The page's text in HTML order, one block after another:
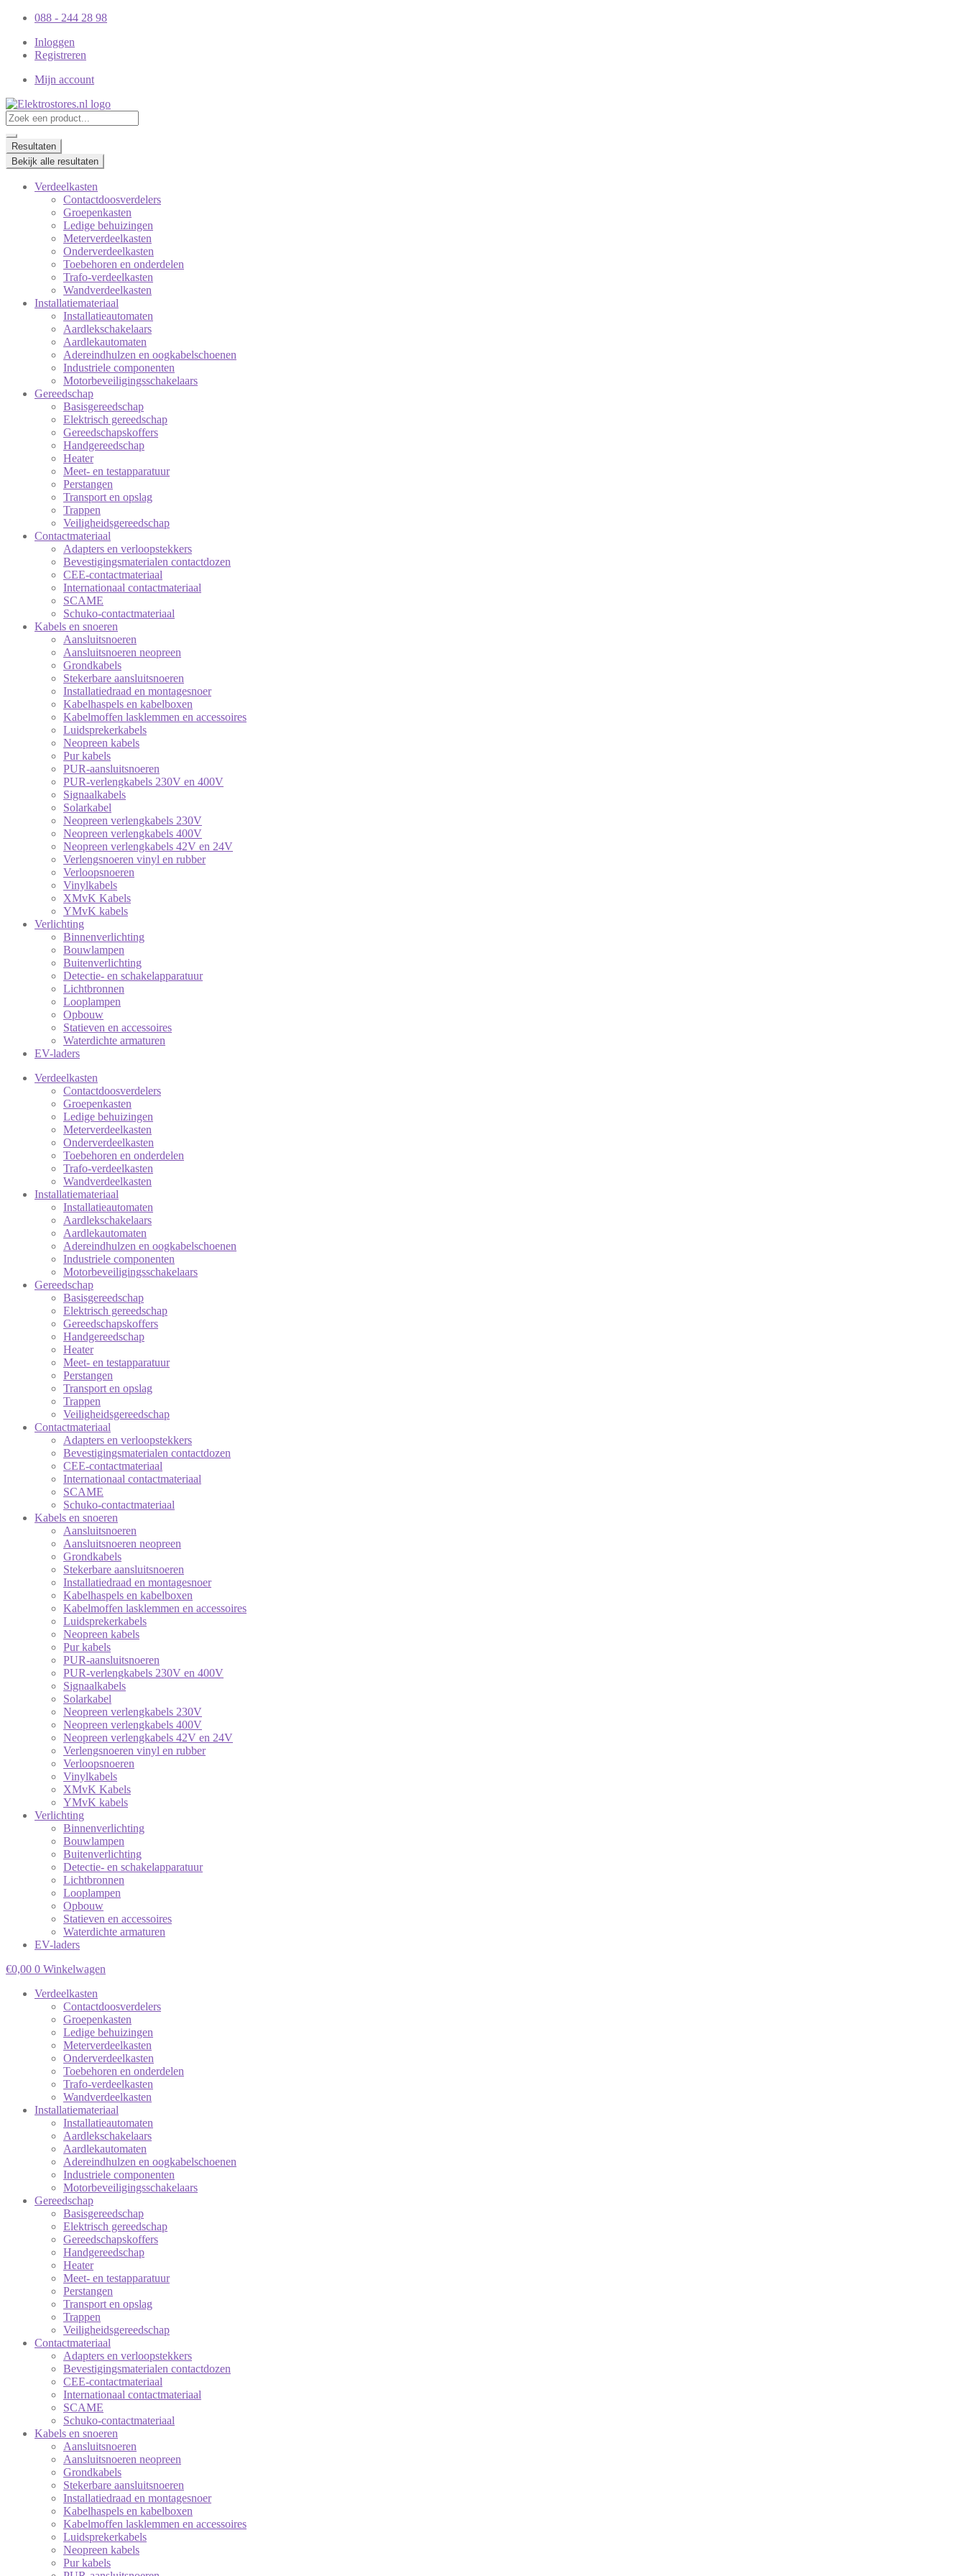
088 - 244 28 98
Inloggen
Registreren
Mijn account
Resultaten
Bekijk alle resultaten
Verdeelkasten
Contactdoosverdelers
Groepenkasten
Ledige behuizingen
Meterverdeelkasten
Onderverdeelkasten
Toebehoren en onderdelen
Trafo-verdeelkasten
Wandverdeelkasten
Installatiemateriaal
Installatieautomaten
Aardlekschakelaars
Aardlekautomaten
Adereindhulzen en oogkabelschoenen
Industriele componenten
Motorbeveiligingsschakelaars
Gereedschap
Basisgereedschap
Elektrisch gereedschap
Gereedschapskoffers
Handgereedschap
Heater
Meet- en testapparatuur
Perstangen
Transport en opslag
Trappen
Veiligheidsgereedschap
Contactmateriaal
Adapters en verloopstekkers
Bevestigingsmaterialen contactdozen
CEE-contactmateriaal
Internationaal contactmateriaal
SCAME
Schuko-contactmateriaal
Kabels en snoeren
Aansluitsnoeren
Aansluitsnoeren neopreen
Grondkabels
Stekerbare aansluitsnoeren
Installatiedraad en montagesnoer
Kabelhaspels en kabelboxen
Kabelmoffen lasklemmen en accessoires
Luidsprekerkabels
Neopreen kabels
Pur kabels
PUR-aansluitsnoeren
PUR-verlengkabels 230V en 400V
Signaalkabels
Solarkabel
Neopreen verlengkabels 230V
Neopreen verlengkabels 400V
Neopreen verlengkabels 42V en 24V
Verlengsnoeren vinyl en rubber
Verloopsnoeren
Vinylkabels
XMvK Kabels
YMvK kabels
Verlichting
Binnenverlichting
Bouwlampen
Buitenverlichting
Detectie- en schakelapparatuur
Lichtbronnen
Looplampen
Opbouw
Statieven en accessoires
Waterdichte armaturen
EV-laders
Verdeelkasten
Contactdoosverdelers
Groepenkasten
Ledige behuizingen
Meterverdeelkasten
Onderverdeelkasten
Toebehoren en onderdelen
Trafo-verdeelkasten
Wandverdeelkasten
Installatiemateriaal
Installatieautomaten
Aardlekschakelaars
Aardlekautomaten
Adereindhulzen en oogkabelschoenen
Industriele componenten
Motorbeveiligingsschakelaars
Gereedschap
Basisgereedschap
Elektrisch gereedschap
Gereedschapskoffers
Handgereedschap
Heater
Meet- en testapparatuur
Perstangen
Transport en opslag
Trappen
Veiligheidsgereedschap
Contactmateriaal
Adapters en verloopstekkers
Bevestigingsmaterialen contactdozen
CEE-contactmateriaal
Internationaal contactmateriaal
SCAME
Schuko-contactmateriaal
Kabels en snoeren
Aansluitsnoeren
Aansluitsnoeren neopreen
Grondkabels
Stekerbare aansluitsnoeren
Installatiedraad en montagesnoer
Kabelhaspels en kabelboxen
Kabelmoffen lasklemmen en accessoires
Luidsprekerkabels
Neopreen kabels
Pur kabels
PUR-aansluitsnoeren
PUR-verlengkabels 230V en 400V
Signaalkabels
Solarkabel
Neopreen verlengkabels 230V
Neopreen verlengkabels 400V
Neopreen verlengkabels 42V en 24V
Verlengsnoeren vinyl en rubber
Verloopsnoeren
Vinylkabels
XMvK Kabels
YMvK kabels
Verlichting
Binnenverlichting
Bouwlampen
Buitenverlichting
Detectie- en schakelapparatuur
Lichtbronnen
Looplampen
Opbouw
Statieven en accessoires
Waterdichte armaturen
EV-laders
€0,00 0 Winkelwagen
Verdeelkasten
Contactdoosverdelers
Groepenkasten
Ledige behuizingen
Meterverdeelkasten
Onderverdeelkasten
Toebehoren en onderdelen
Trafo-verdeelkasten
Wandverdeelkasten
Installatiemateriaal
Installatieautomaten
Aardlekschakelaars
Aardlekautomaten
Adereindhulzen en oogkabelschoenen
Industriele componenten
Motorbeveiligingsschakelaars
Gereedschap
Basisgereedschap
Elektrisch gereedschap
Gereedschapskoffers
Handgereedschap
Heater
Meet- en testapparatuur
Perstangen
Transport en opslag
Trappen
Veiligheidsgereedschap
Contactmateriaal
Adapters en verloopstekkers
Bevestigingsmaterialen contactdozen
CEE-contactmateriaal
Internationaal contactmateriaal
SCAME
Schuko-contactmateriaal
Kabels en snoeren
Aansluitsnoeren
Aansluitsnoeren neopreen
Grondkabels
Stekerbare aansluitsnoeren
Installatiedraad en montagesnoer
Kabelhaspels en kabelboxen
Kabelmoffen lasklemmen en accessoires
Luidsprekerkabels
Neopreen kabels
Pur kabels